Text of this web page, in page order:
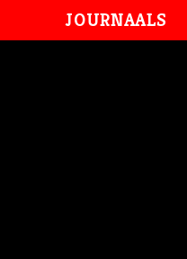
JOURNAALS